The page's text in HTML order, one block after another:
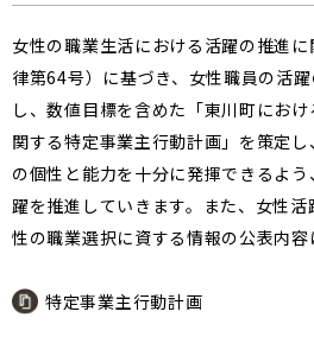
女性の職業生活における活躍の推進
律第64号）に基づき、女性職員の活
し、数値目標を含めた「東川町にお
関する特定事業主行動計画」を策定
の個性と能力を十分に発揮できるよ
躍を推進していきます。また、女性
性の職業選択に資する情報の公表内容
特定事業主行動計画